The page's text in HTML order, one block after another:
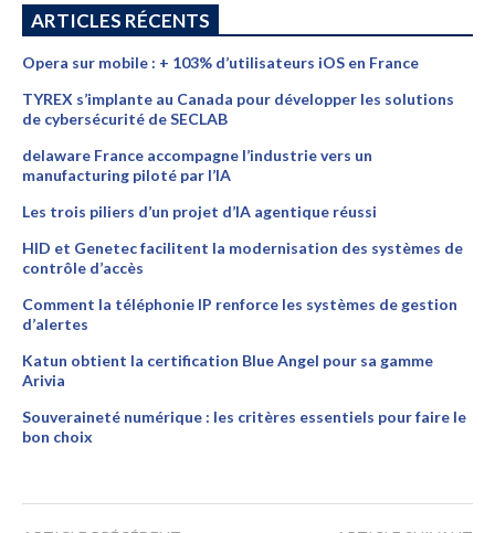
ARTICLES RÉCENTS
Opera sur mobile : + 103% d’utilisateurs iOS en France
TYREX s’implante au Canada pour développer les solutions
de cybersécurité de SECLAB
delaware France accompagne l’industrie vers un
manufacturing piloté par l’IA
Les trois piliers d’un projet d’IA agentique réussi
HID et Genetec facilitent la modernisation des systèmes de
contrôle d’accès
Comment la téléphonie IP renforce les systèmes de gestion
d’alertes
Katun obtient la certification Blue Angel pour sa gamme
Arivia
Souveraineté numérique : les critères essentiels pour faire le
bon choix